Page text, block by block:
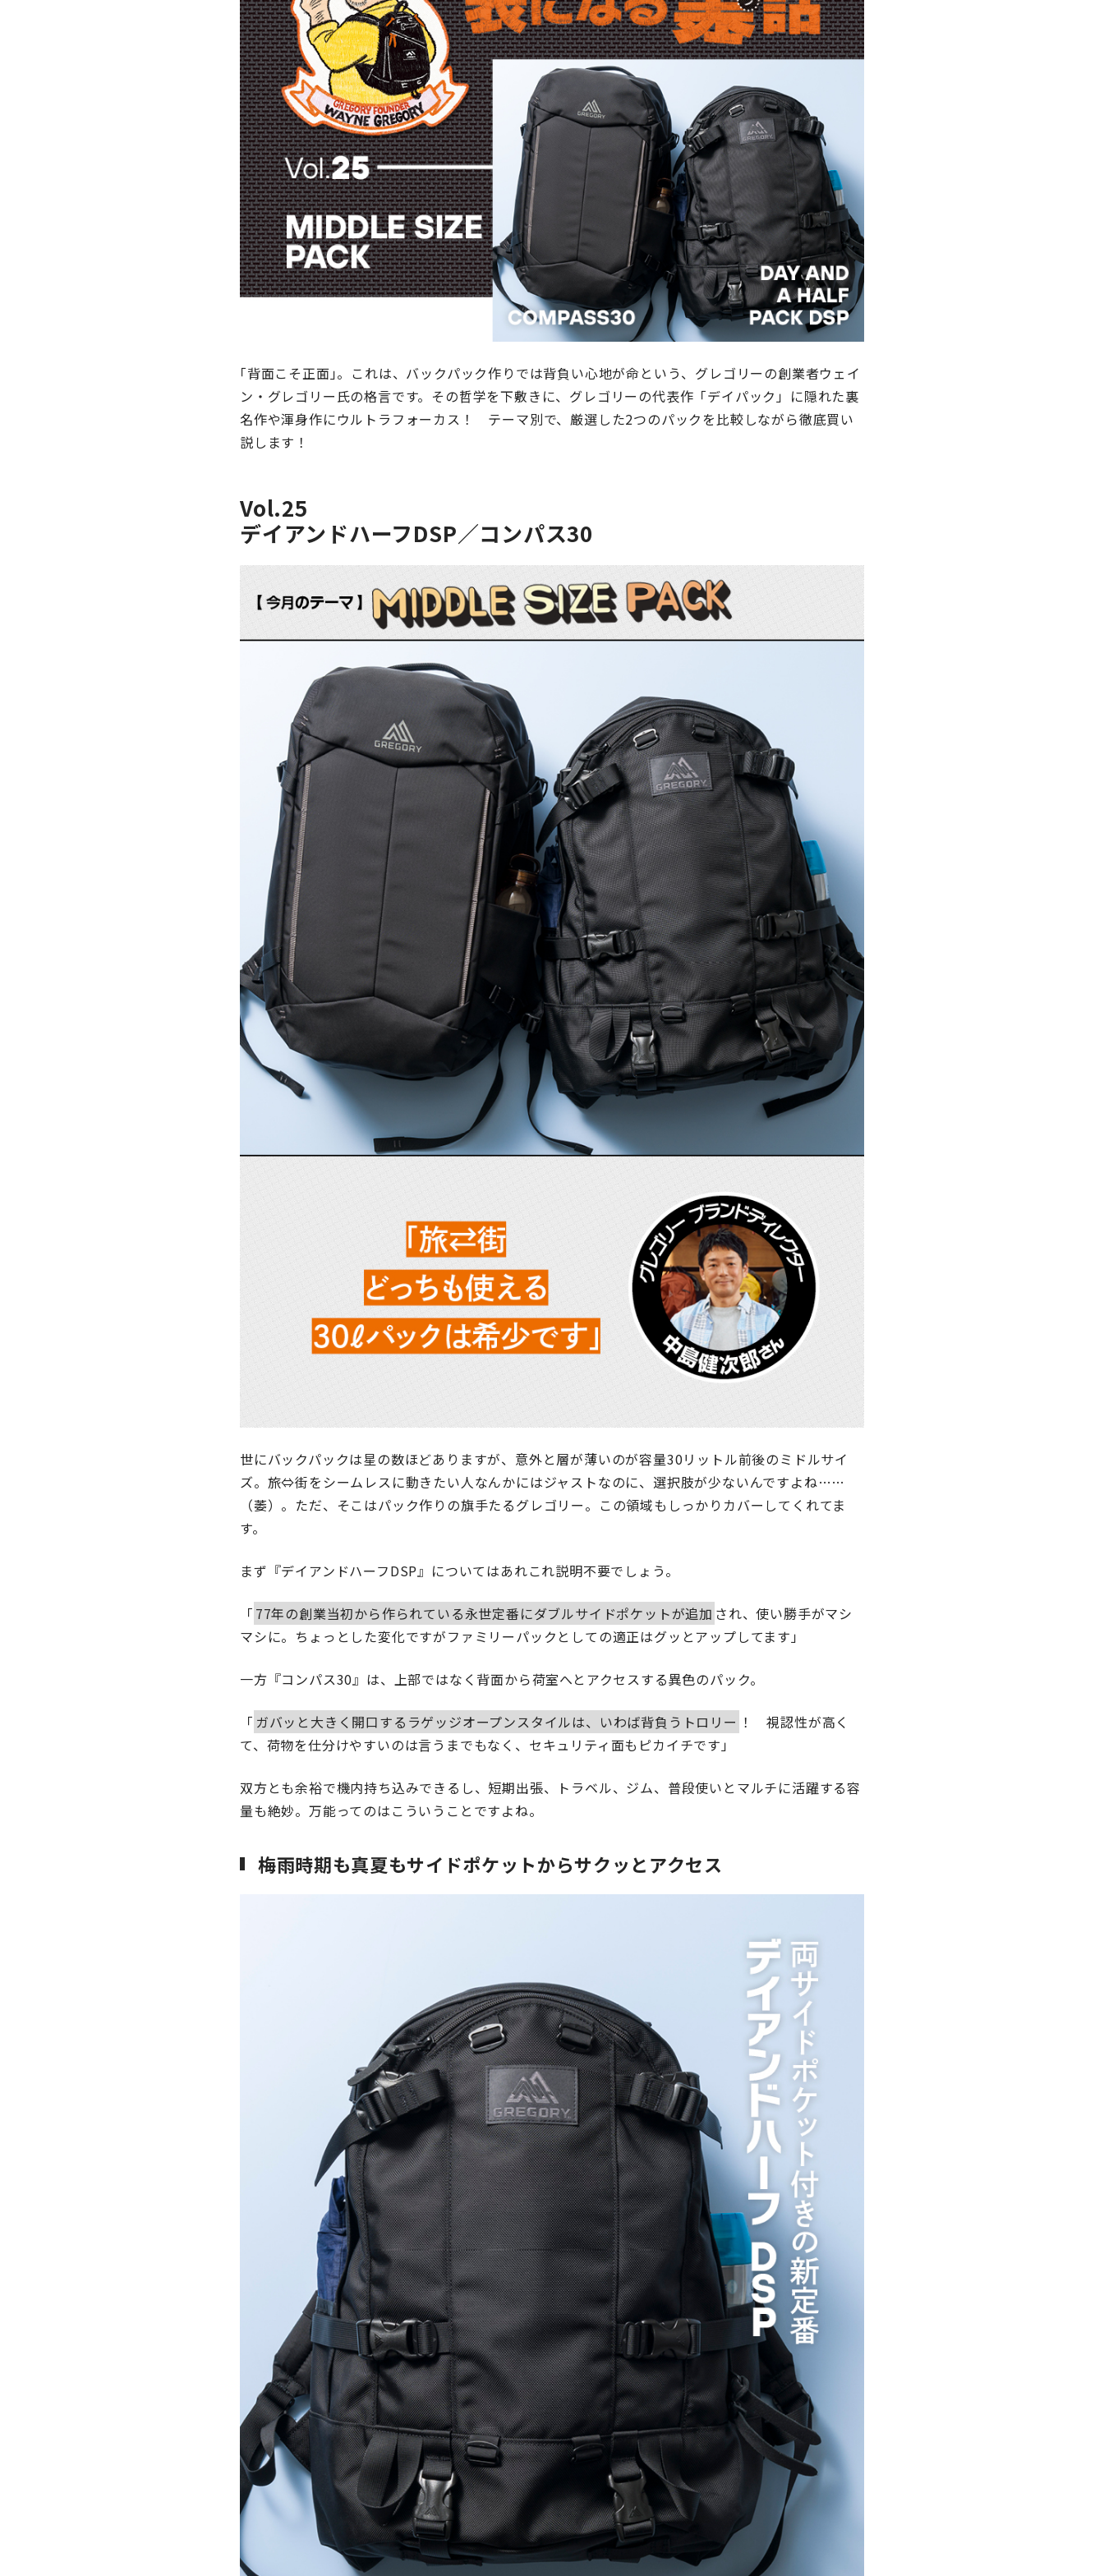
｢背面こそ正面｣。これは、バックパック作りでは背負い心地が命という、グレゴリーの創業者ウェイ
ン・グレゴリー氏の格言です。その哲学を下敷きに、グレゴリーの代表作「デイパック」に隠れた裏
名作や渾身作にウルトラフォーカス！ テーマ別で、厳選した2つのパックを比較しながら徹底買い
説します！
Vol.25
デイアンドハーフDSP／コンパス30
世にバックパックは星の数ほどありますが、意外と層が薄いのが容量30リットル前後のミドルサイ
ズ。旅⇔街をシームレスに動きたい人なんかにはジャストなのに、選択肢が少ないんですよね……
（萎）。ただ、そこはパック作りの旗手たるグレゴリー。この領域もしっかりカバーしてくれてま
す。
まず『デイアンドハーフDSP』についてはあれこれ説明不要でしょう。
「 77年の創業当初から作られている永世定番にダブルサイドポケットが追加 され、使い勝手がマシ
マシに。ちょっとした変化ですがファミリーパックとしての適正はグッとアップしてます」
一方『コンパス30』は、上部ではなく背面から荷室へとアクセスする異色のパック。
「 ガバッと大きく開口するラゲッジオープンスタイルは、いわば背負うトロリー ！ 視認性が高く
て、荷物を仕分けやすいのは言うまでもなく、セキュリティ面もピカイチです」
双方とも余裕で機内持ち込みできるし、短期出張、トラベル、ジム、普段使いとマルチに活躍する容
量も絶妙。万能ってのはこういうことですよね。
梅雨時期も真夏もサイドポケットからサクッとアクセス